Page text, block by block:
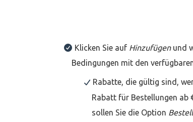
Klicken Sie auf Hinzufügen und
Bedingungen mit den
Rabatte, die gültig sind,
Rabatt für Bestellungen ab
sollen Sie die Option